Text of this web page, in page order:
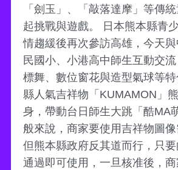
「劍玉」、「敲落達摩」等傳
起挑戰與遊戲。 日本熊本縣青
情趨緩後再次參訪高雄，今天
民國小、小港高中師生互動交
標舞、數位窗花與造型氣球等
縣人氣吉祥物「KUMAMON」
身，帶動台日師生大跳「酷MA
般來說，商家要使用吉祥物圖像
但熊本縣政府反其道而行，只
通過即可使用，一旦核准後，